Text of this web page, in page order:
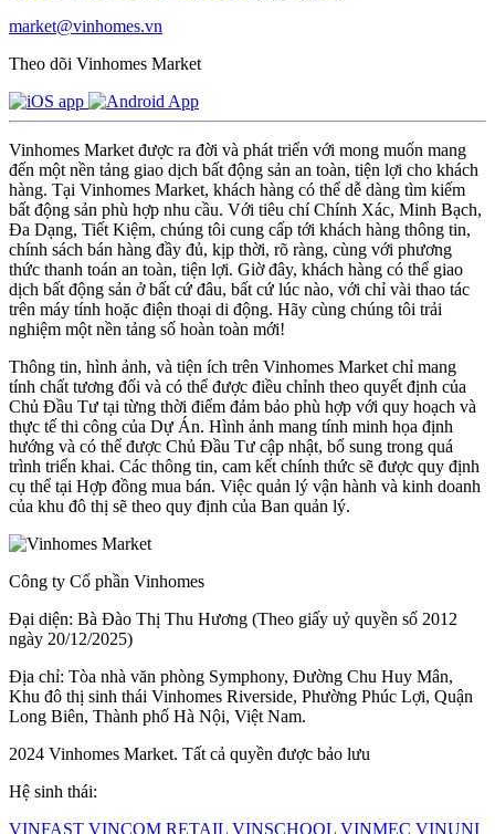
market@vinhomes.vn
Theo dõi Vinhomes Market
Vinhomes Market được ra đời và phát triển với mong muốn mang
đến một nền tảng giao dịch bất động sản an toàn, tiện lợi cho khách
hàng. Tại Vinhomes Market, khách hàng có thể dễ dàng tìm kiếm
bất động sản phù hợp nhu cầu. Với tiêu chí Chính Xác, Minh Bạch,
Đa Dạng, Tiết Kiệm, chúng tôi cung cấp tới khách hàng thông tin,
chính sách bán hàng đầy đủ, kịp thời, rõ ràng, cùng với phương
thức thanh toán an toàn, tiện lợi. Giờ đây, khách hàng có thể giao
dịch bất động sản ở bất cứ đâu, bất cứ lúc nào, với chỉ vài thao tác
trên máy tính hoặc điện thoại di động. Hãy cùng chúng tôi trải
nghiệm một nền tảng số hoàn toàn mới!
Thông tin, hình ảnh, và tiện ích trên Vinhomes Market chỉ mang
tính chất tương đối và có thể được điều chỉnh theo quyết định của
Chủ Đầu Tư tại từng thời điểm đảm bảo phù hợp với quy hoạch và
thực tế thi công của Dự Án. Hình ảnh mang tính minh họa định
hướng và có thể được Chủ Đầu Tư cập nhật, bổ sung trong quá
trình triển khai. Các thông tin, cam kết chính thức sẽ được quy định
cụ thể tại Hợp đồng mua bán. Việc quản lý vận hành và kinh doanh
của khu đô thị sẽ theo quy định của Ban quản lý.
Công ty Cổ phần Vinhomes
Đại diện: Bà Đào Thị Thu Hương (Theo giấy uỷ quyền số 2012
ngày 20/12/2025)
Địa chỉ: Tòa nhà văn phòng Symphony, Đường Chu Huy Mân,
Khu đô thị sinh thái Vinhomes Riverside, Phường Phúc Lợi, Quận
Long Biên, Thành phố Hà Nội, Việt Nam.
2024 Vinhomes Market. Tất cả quyền được bảo lưu
Hệ sinh thái:
VINFAST VINCOM RETAIL VINSCHOOL VINMEC VINUNI